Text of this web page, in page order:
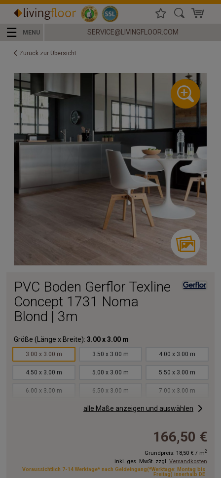
☰ MENU SERVICE@LIVINGFLOOR.COM
Zurück zur Übersicht
PVC Boden Gerflor Texline
Concept 1731 Noma
Blond | 3m
Größe (Länge x Breite): 3.00 x 3.00 m
3.00 x 3.00 m 3.50 x 3.00 m 4.00 x 3.00 m
4.50 x 3.00 m 5.00 x 3.00 m 5.50 x 3.00 m
6.00 x 3.00 m 6.50 x 3.00 m 7.00 x 3.00 m
8.00 x 3.00 m 8.50 x 3.00 m
13.00x3.00 m
15.00x3.00 m 16.00x3.00 m
alle Maße anzeigen und auswählen
166,50 €
Grundpreis: 18,50 € / m2
inkl. ges. MwSt. zzgl. Versandkosten
Voraussichtlich 7-14 Werktage* nach Geldeingang(*Werktage: Montag bis
Freitag) innerhalb DE